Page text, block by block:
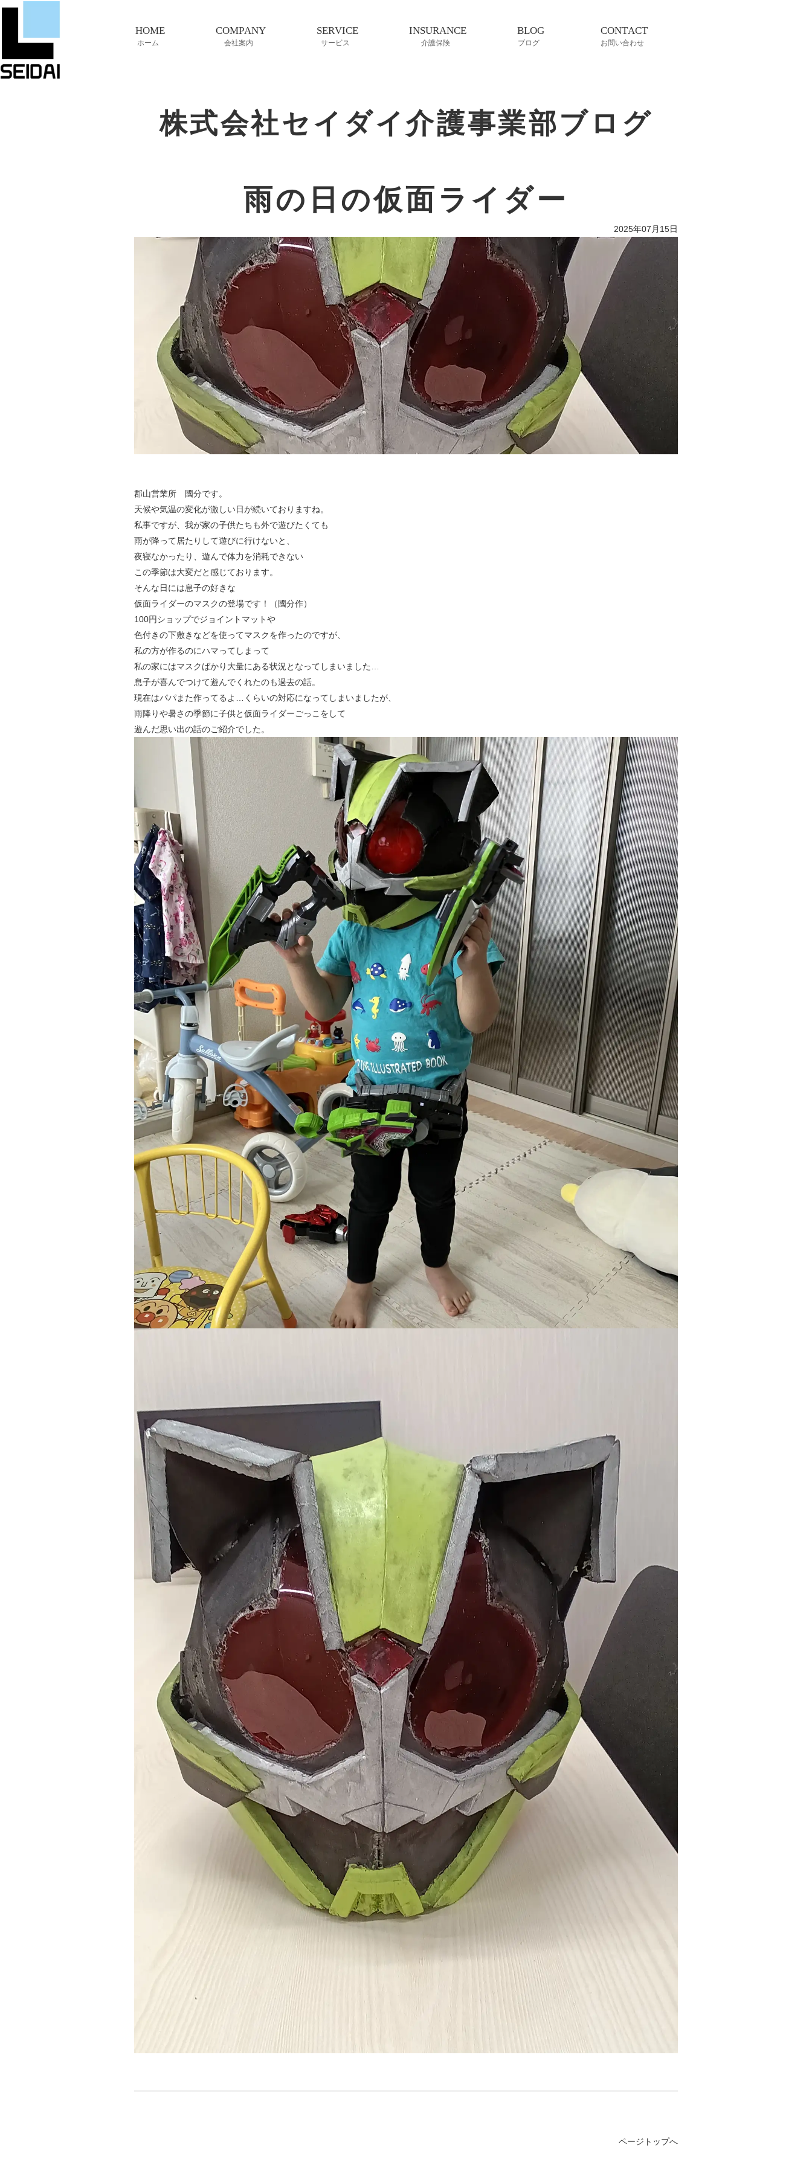
HOME
ホーム
COMPANY
会社案内
SERVICE
サービス
INSURANCE
介護保険
BLOG
ブログ
CONTACT
お問い合わせ
株式会社セイダイ介護事業部ブログ
雨の日の仮面ライダー
2025年07月15日
郡山営業所 國分です。
天候や気温の変化が激しい日が続いておりますね。
私事ですが、我が家の子供たちも外で遊びたくても
雨が降って居たりして遊びに行けないと、
夜寝なかったり、遊んで体力を消耗できない
この季節は大変だと感じております。
そんな日には息子の好きな
仮面ライダーのマスクの登場です！（國分作）
100円ショップでジョイントマットや
色付きの下敷きなどを使ってマスクを作ったのですが、
私の方が作るのにハマってしまって
私の家にはマスクばかり大量にある状況となってしまいました…
息子が喜んでつけて遊んでくれたのも過去の話。
現在はパパまた作ってるよ…くらいの対応になってしまいましたが、
雨降りや暑さの季節に子供と仮面ライダーごっこをして
遊んだ思い出の話のご紹介でした。
ページトップへ